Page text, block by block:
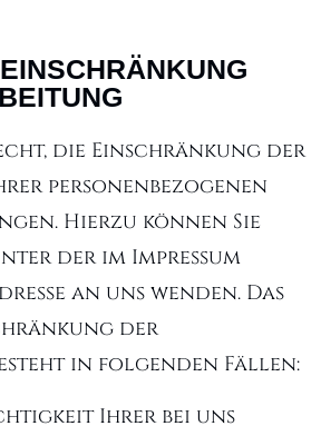
die Einschränkung der
personenbezogenen
Hierzu können Sie
der im Impressum
an uns wenden. Das
der
in folgenden Fällen:
Ihrer bei uns